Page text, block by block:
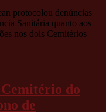
protocolou denúncias
Sanitária quanto aos
nos dois Cemitérios
do
de